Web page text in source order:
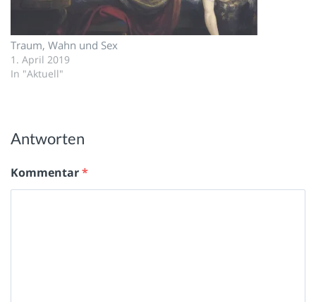
Traum, Wahn und Sex
1. April 2019
In "Aktuell"
Antworten
Kommentar*